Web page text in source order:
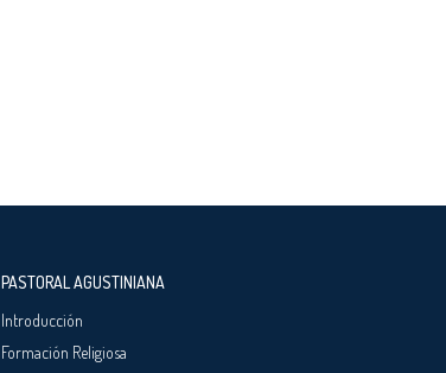
PASTORAL AGUSTINIANA
Introducción
Formación Religiosa